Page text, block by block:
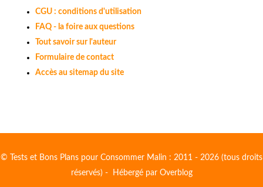
CGU : conditions d'utilisation
FAQ - la foire aux questions
Tout savoir sur l'auteur
Formulaire de contact
Accès au sitemap du site
© Tests et Bons Plans pour Consommer Malin : 2011 - 2026 (tous droits
réservés) - Hébergé par Overblog